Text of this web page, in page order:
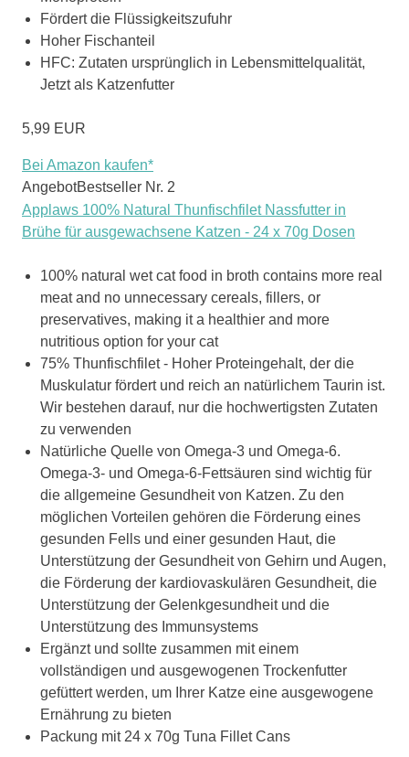
Fördert die Flüssigkeitszufuhr
Hoher Fischanteil
HFC: Zutaten ursprünglich in Lebensmittelqualität,
Jetzt als Katzenfutter
5,99 EUR
Bei Amazon kaufen*
AngebotBestseller Nr. 2
Applaws 100% Natural Thunfischfilet Nassfutter in
Brühe für ausgewachsene Katzen - 24 x 70g Dosen
100% natural wet cat food in broth contains more real
meat and no unnecessary cereals, fillers, or
preservatives, making it a healthier and more
nutritious option for your cat
75% Thunfischfilet - Hoher Proteingehalt, der die
Muskulatur fördert und reich an natürlichem Taurin ist.
Wir bestehen darauf, nur die hochwertigsten Zutaten
zu verwenden
Natürliche Quelle von Omega-3 und Omega-6.
Omega-3- und Omega-6-Fettsäuren sind wichtig für
die allgemeine Gesundheit von Katzen. Zu den
möglichen Vorteilen gehören die Förderung eines
gesunden Fells und einer gesunden Haut, die
Unterstützung der Gesundheit von Gehirn und Augen,
die Förderung der kardiovaskulären Gesundheit, die
Unterstützung der Gelenkgesundheit und die
Unterstützung des Immunsystems
Ergänzt und sollte zusammen mit einem
vollständigen und ausgewogenen Trockenfutter
gefüttert werden, um Ihrer Katze eine ausgewogene
Ernährung zu bieten
Packung mit 24 x 70g Tuna Fillet Cans